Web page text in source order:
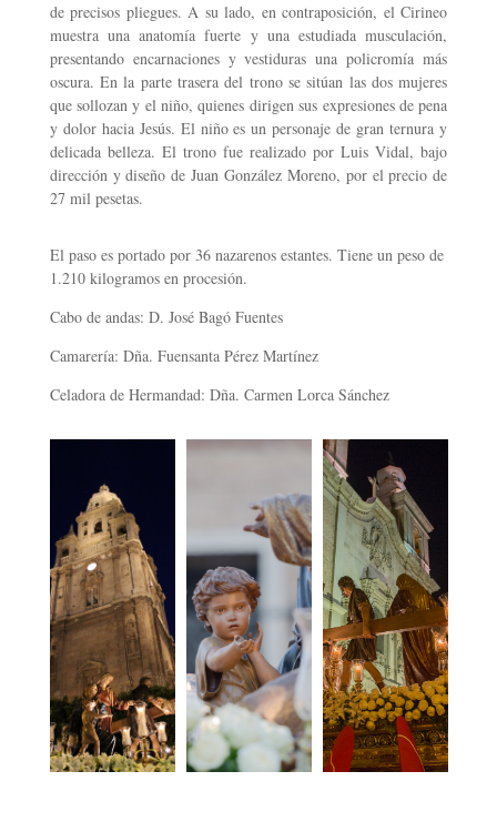
de precisos pliegues. A su lado, en contraposición, el Cirineo
muestra una anatomía fuerte y una estudiada musculación,
presentando encarnaciones y vestiduras una policromía más
oscura. En la parte trasera del trono se sitúan las dos mujeres
que sollozan y el niño, quienes dirigen sus expresiones de pena
y dolor hacia Jesús. El niño es un personaje de gran ternura y
delicada belleza. El trono fue realizado por Luis Vidal, bajo
dirección y diseño de Juan González Moreno, por el precio de
27 mil pesetas.
El paso es portado por 36 nazarenos estantes. Tiene un peso de
1.210 kilogramos en procesión.
Cabo de andas: D. José Bagó Fuentes
Camarería: Dña. Fuensanta Pérez Martínez
Celadora de Hermandad: Dña. Carmen Lorca Sánchez